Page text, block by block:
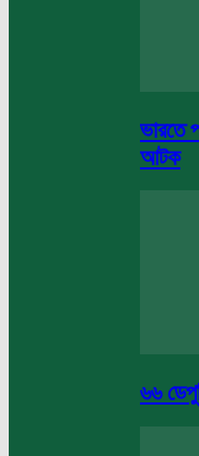
ভারতে
আটক
৬৬